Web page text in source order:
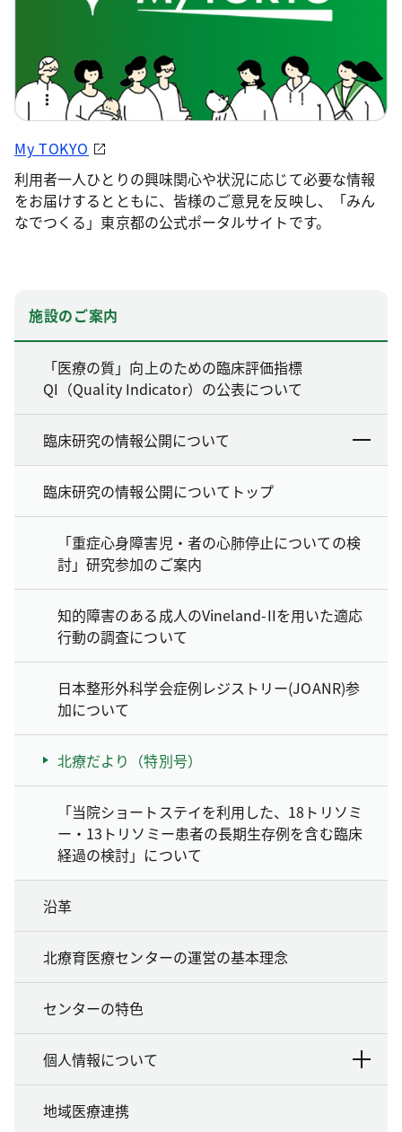
My TOKYO
利用者一人ひとりの興味関心や状況に応じて必要な情報
をお届けするとともに、皆様のご意見を反映し、「みん
なでつくる」東京都の公式ポータルサイトです。
施設のご案内
「医療の質」向上のための臨床評価指標
QI（Quality Indicator）の公表について
臨床研究の情報公開について
臨床研究の情報公開についてトップ
「重症心身障害児・者の心肺停止についての検
討」研究参加のご案内
知的障害のある成人のVineland-IIを用いた適応
行動の調査について
日本整形外科学会症例レジストリー(JOANR)参
加について
北療だより（特別号）
「当院ショートステイを利用した、18トリソミ
ー・13トリソミー患者の長期生存例を含む臨床
経過の検討」について
沿革
北療育医療センターの運営の基本理念
センターの特色
個人情報について
地域医療連携